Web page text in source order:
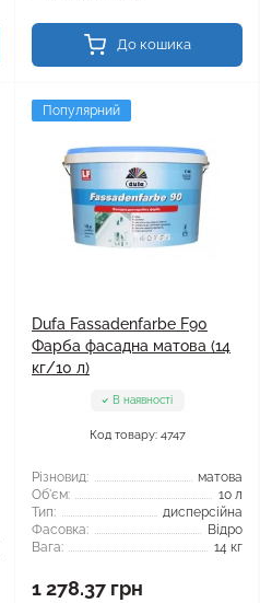
До кошика
Популярний
Dufa Fassadenfarbe F90
Фарба фасадна матова (14
кг/10 л)
В наявності
Код товару: 4747
Різновид:
матова
Об'єм:
10 л
Тип:
дисперсійна
Фасовка:
Відро
Вага:
14 кг
1 278.37 грн